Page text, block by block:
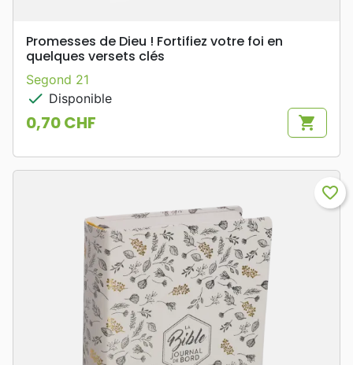
Promesses de Dieu ! Fortifiez votre foi en
quelques versets clés
Segond 21
check Disponible
Prix
0,70 CHF shopping_cart
favorite_border